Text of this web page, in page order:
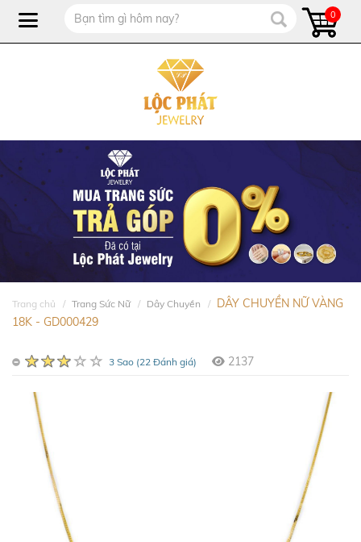
0
Trang chủ Trang Sức Nữ Dây Chuyền
DÂY CHUYỀN NỮ VÀNG
18K - GD000429
3 Sao (22 Đánh giá) 2137